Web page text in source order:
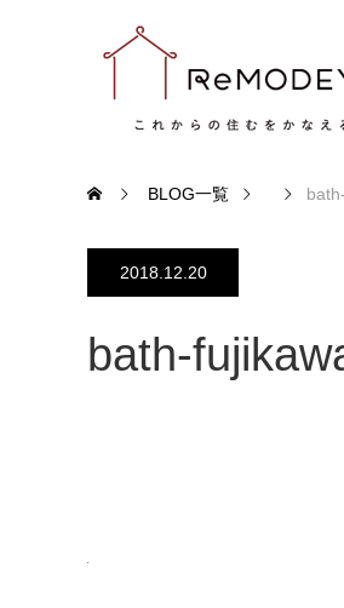
BLOG一覧
2018.12.20
bath-